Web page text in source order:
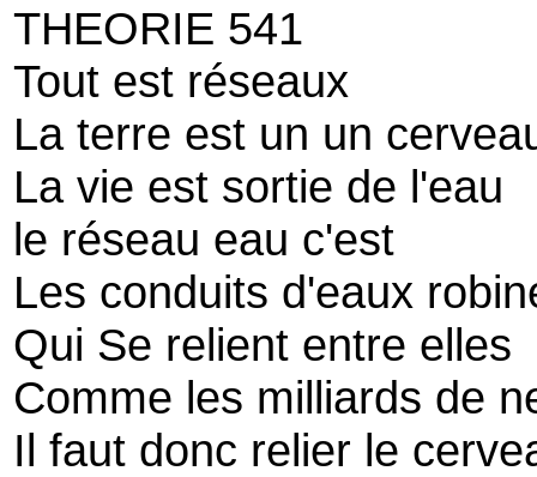
THEORIE 541
Tout est réseaux
La terre est un un
La vie est sortie de l'eau
le réseau eau c'est
Les conduits d'eaux
Qui Se relient entre elles
Comme les milliards de
Il faut donc relier le